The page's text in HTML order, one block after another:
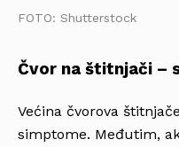
FOTO: Shutterstock
Čvor na štitnjači –
Većina čvorova
simptome. Međutim,